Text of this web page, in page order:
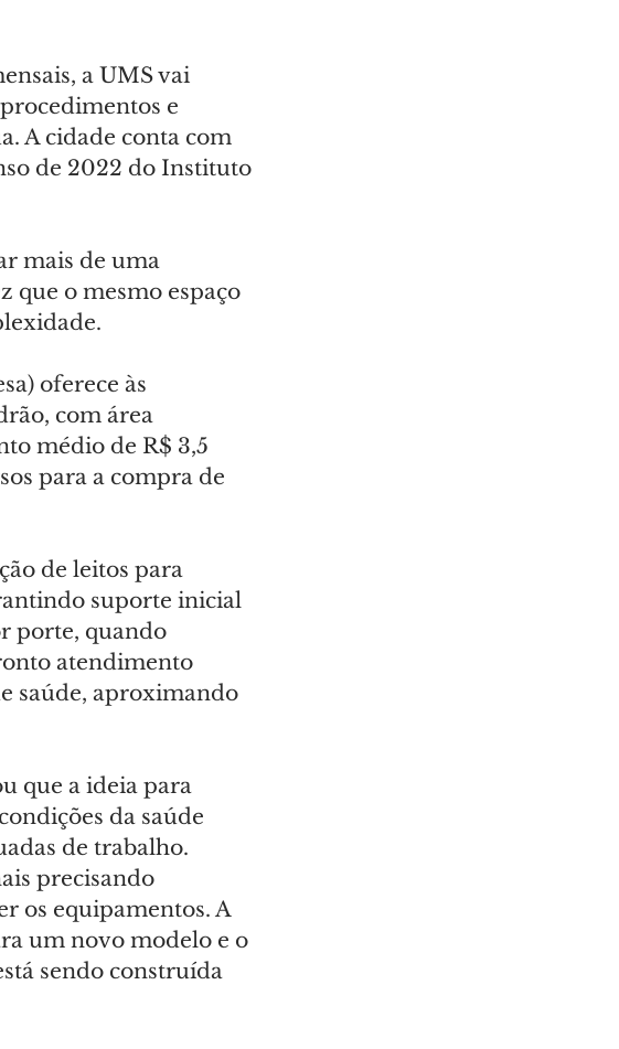
a UMS vai
e
A cidade conta com
de 2022 do Instituto
mais de uma
que o mesmo espaço
oferece às
com área
médio de R$ 3,5
para a compra de
de leitos para
suporte inicial
porte, quando
atendimento
saúde, aproximando
que a ideia para
da saúde
de trabalho.
precisando
os equipamentos. A
um novo modelo e o
sendo construída